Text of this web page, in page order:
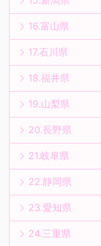
16.富山県
17.石川県
18.福井県
19.山梨県
20.長野県
21.岐阜県
22.静岡県
23.愛知県
24.三重県